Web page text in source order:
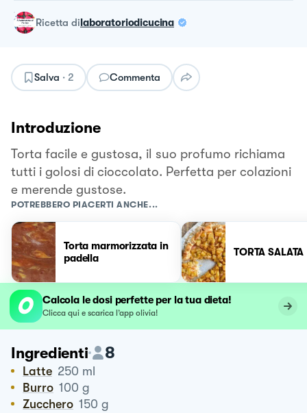
ricetta dilaboratoriodicucina
Salva · 2 Commenta
Introduzione
Torta facile e gustosa, il suo profumo richiama
tutti i golosi di cioccolato. Perfetta per colazioni
e merende gustose.
POTREBBERO PIACERTI ANCHE...
Torta marmorizzata in
padella
TORTA SALATA
Calcola le dosi perfette per la tua dieta!
Clicca qui e scarica l’app olivia!
Ingredienti 8
Latte 250 ml
Burro 100 g
Zucchero 150 g